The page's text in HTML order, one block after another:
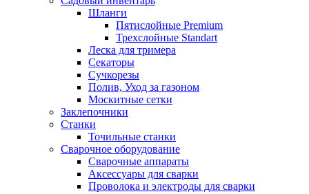
Шланги
Пятислойные Premium
Трехслойные Standart
Леска для тримера
Секаторы
Сучкорезы
Полив, Уход за газоном
Москитные сетки
Заклепочники
Станки
Точильные станки
Сварочное оборудование
Сварочные аппараты
Аксессуары для сварки
Проволока и электроды для сварки